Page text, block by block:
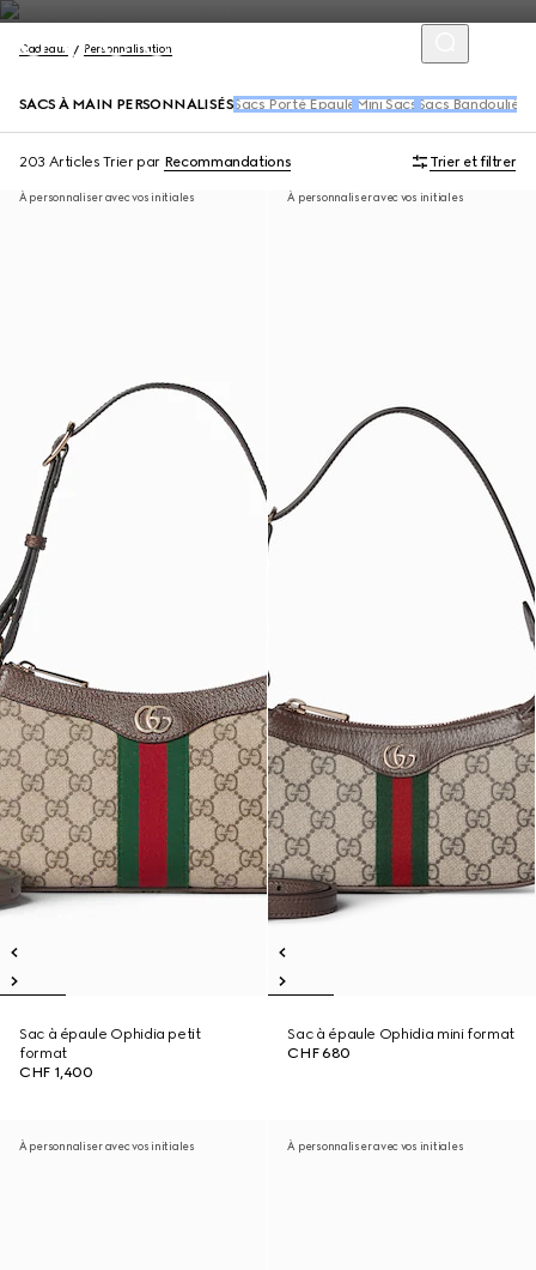
Cadeaux Personnalisation
SACS À MAIN PERSONNALISÉS Sacs Porté Épaule Mini Sacs Sacs Bandoulière
203 Articles Trier par Recommandations Trier et filtrer
À personnaliser avec vos initiales
Sac à épaule Ophidia petit
format
CHF 1,400
À personnaliser avec vos initiales
Sac à épaule Ophidia mini format
CHF 680
À personnaliser avec vos initiales À personnaliser avec vos initiales